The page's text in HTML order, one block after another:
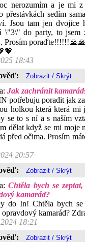
nerozumím a je mi
přestávkách sedím
Jsou tam jen dvojice
\"3\" do party, to jsem
Prosím
18:43
Jak zachránit
potřebuju poradit jak
holkou která která mi
se to s ní a s naším
dělat když se mi moje
před očima. Prosím
20:57
Chtěla bych se
kamarád?
do In! Chtěla bych se
opravdový kamarád?
18:21